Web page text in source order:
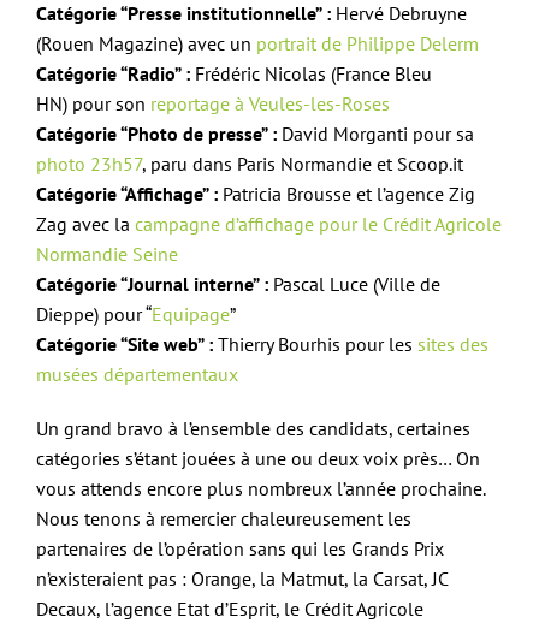
Catégorie “Presse institutionnelle” : Hervé Debruyne
(Rouen Magazine) avec un portrait de Philippe Delerm
Catégorie “Radio” : Frédéric Nicolas (France Bleu
HN) pour son reportage à Veules-les-Roses
Catégorie “Photo de presse” : David Morganti pour sa
photo 23h57, paru dans Paris Normandie et Scoop.it
Catégorie “Affichage” : Patricia Brousse et l’agence Zig
Zag avec la campagne d’affichage pour le Crédit Agricole
Normandie Seine
Catégorie “Journal interne” : Pascal Luce (Ville de
Dieppe) pour “Equipage”
Catégorie “Site web” : Thierry Bourhis pour les sites des
musées départementaux
Un grand bravo à l’ensemble des candidats, certaines
catégories s’étant jouées à une ou deux voix près… On
vous attends encore plus nombreux l’année prochaine.
Nous tenons à remercier chaleureusement les
partenaires de l’opération sans qui les Grands Prix
n’existeraient pas : Orange, la Matmut, la Carsat, JC
Decaux, l’agence Etat d’Esprit, le Crédit Agricole